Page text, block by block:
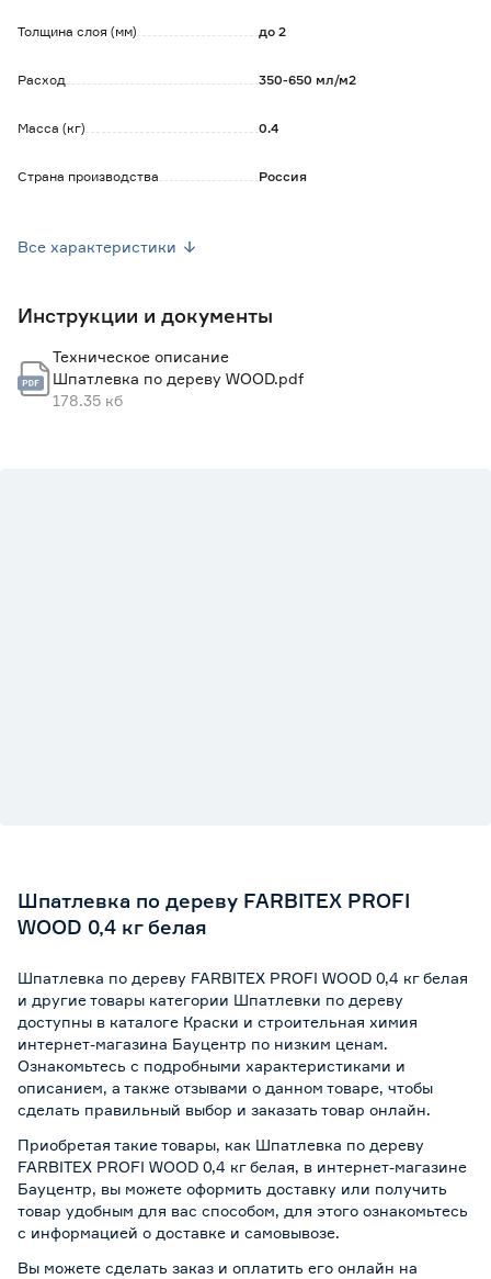
Количество слоев: 2-3.
Время высыхания: 1-2 часа.
Толщина слоя (мм) до 2
Расход 350-650 мл/м2
Масса (кг) 0.4
Страна производства Россия
Все характеристики
Инструкции и документы
Техническое описание
Шпатлевка по дереву WOOD.pdf
178.35 кб
Шпатлевка по дереву FARBITEX PROFI
WOOD 0,4 кг белая
Шпатлевка по дереву FARBITEX PROFI WOOD 0,4 кг белая
и другие товары категории Шпатлевки по дереву
доступны в каталоге Краски и строительная химия
интернет-магазина Бауцентр по низким ценам.
Ознакомьтесь с подробными характеристиками и
описанием, а также отзывами о данном товаре, чтобы
сделать правильный выбор и заказать товар онлайн.
Приобретая такие товары, как Шпатлевка по дереву
FARBITEX PROFI WOOD 0,4 кг белая, в интернет-магазине
Бауцентр, вы можете оформить доставку или получить
товар удобным для вас способом, для этого ознакомьтесь
с информацией о доставке и самовывозе.
Вы можете сделать заказ и оплатить его онлайн на